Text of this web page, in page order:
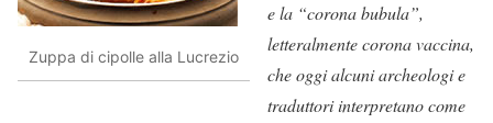
Zuppa di cipolle alla Lucrezio
e la “corona bubula”,
letteralmente corona vaccina,
che oggi alcuni archeologi e
traduttori interpretano come